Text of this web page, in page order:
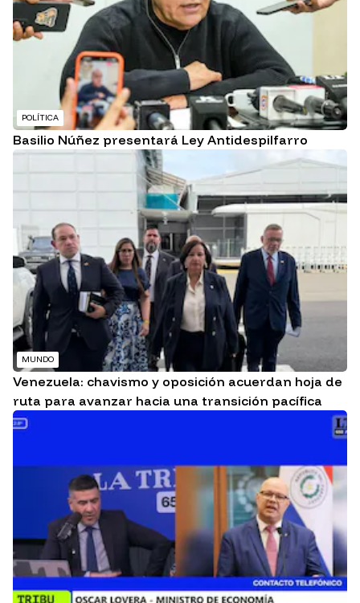
POLÍTICA
Basilio Núñez presentará Ley Antidespilfarro
MUNDO
Venezuela: chavismo y oposición acuerdan hoja de
ruta para avanzar hacia una transición pacífica